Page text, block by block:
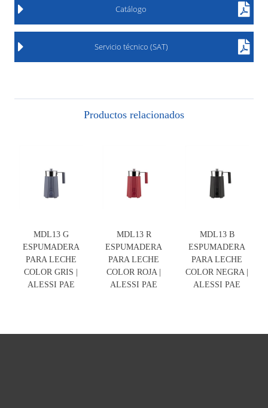
Catálogo
Servicio técnico (SAT)
Productos relacionados
MDL13 G
ESPUMADERA
PARA LECHE
COLOR GRIS |
ALESSI PAE
MDL13 R
ESPUMADERA
PARA LECHE
COLOR ROJA |
ALESSI PAE
MDL13 B
ESPUMADERA
PARA LECHE
COLOR NEGRA |
ALESSI PAE